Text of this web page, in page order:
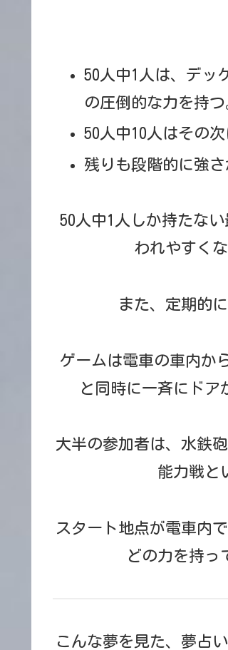
50人中1人は、デッ
の圧倒的な力を持つ
50人中10人はその次
残りも段階的に強さ
50人中1人しか持たな
われやすく
また、定期的
ゲームは電車の車内か
と同時に一斉にドア
大半の参加者は、水鉄
能力戦と
スタート地点が電車内
どの力を持っ
こんな夢を見た、夢占